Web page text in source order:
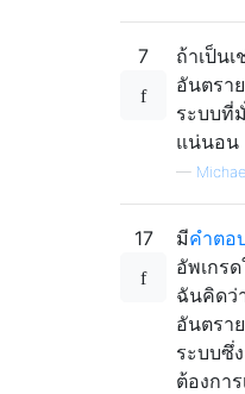
7
ถ้าเป็น
อันตรา
ระบบที่
แน่นอน
—
17 มีคำตอ
อัพเกร
ฉันคิดว่
อันตรา
ระบบซึ่
ต้องกา